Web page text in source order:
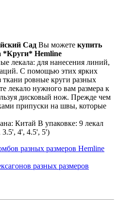
Сад Вы можете купить
*Круги* Hemline
лекала: для нанесения линий,
С помощью этих ярких
ткани ровные круги разных
лекало нужного вам размера к
дисковый нож. Прежде чем
припуски на швы, которые
Китай В упаковке: 9 лекал
4', 4.5', 5')
разных размеров Hemline
разных размеров